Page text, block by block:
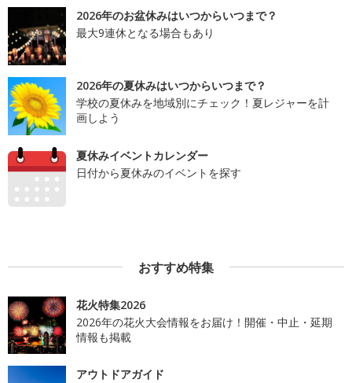
2026年のお盆休みはいつからいつまで？
最大9連休となる場合もあり
2026年の夏休みはいつからいつまで？
学校の夏休みを地域別にチェック！夏レジャーを計
画しよう
夏休みイベントカレンダー
日付から夏休みのイベントを探す
おすすめ特集
花火特集2026
2026年の花火大会情報をお届け！開催・中止・延期
情報も掲載
アウトドアガイド